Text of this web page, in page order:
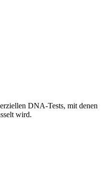
DNA-Tests, mit denen
wird.